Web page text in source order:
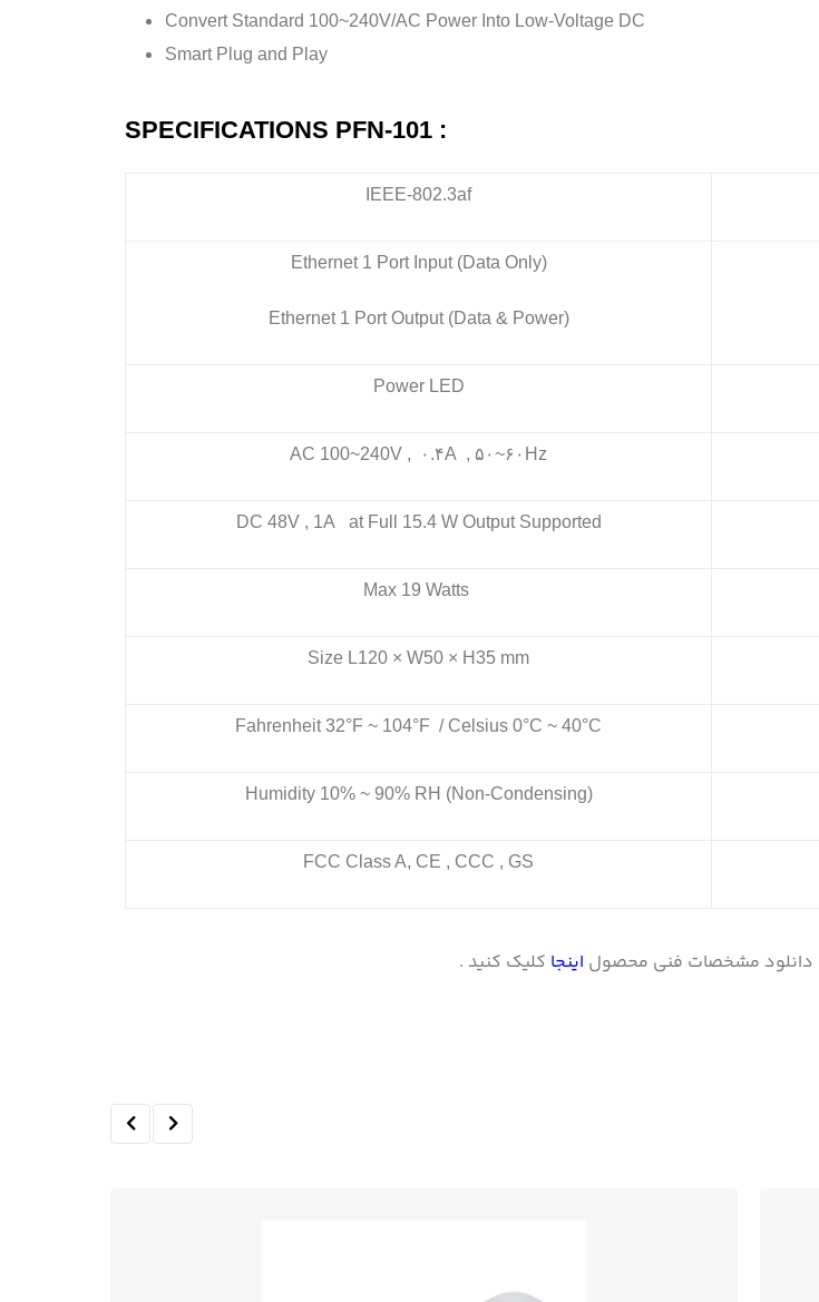
Convert Standard 100~240V/AC Power Into Low-Voltage DC
Smart Plug and Play
SPECIFICATIONS PFN-101 :
IEEE-802.3af
Ethernet 1 Port Input (Data Only)
Ethernet 1 Port Output (Data & Power)
Power LED
AC 100~240V , ۰.۴A , ۵۰~۶۰Hz
DC 48V , 1A at Full 15.4 W Output Supported
Max 19 Watts
Size L120 × W50 × H35 mm
Fahrenheit 32°F ~ 104°F / Celsius 0°C ~ 40°C
Humidity 10% ~ 90% RH (Non-Condensing)
FCC Class A, CE , CCC , GS
دانلود مشخصات فنی محصول اینجا کلیک کنید .